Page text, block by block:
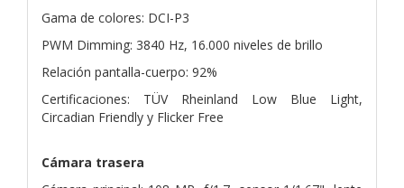
Gama de colores: DCI-P3
PWM Dimming: 3840 Hz, 16.000 niveles de brillo
Relación pantalla-cuerpo: 92%
Certificaciones: TÜV Rheinland Low Blue Light,
Circadian Friendly y Flicker Free
Cámara trasera